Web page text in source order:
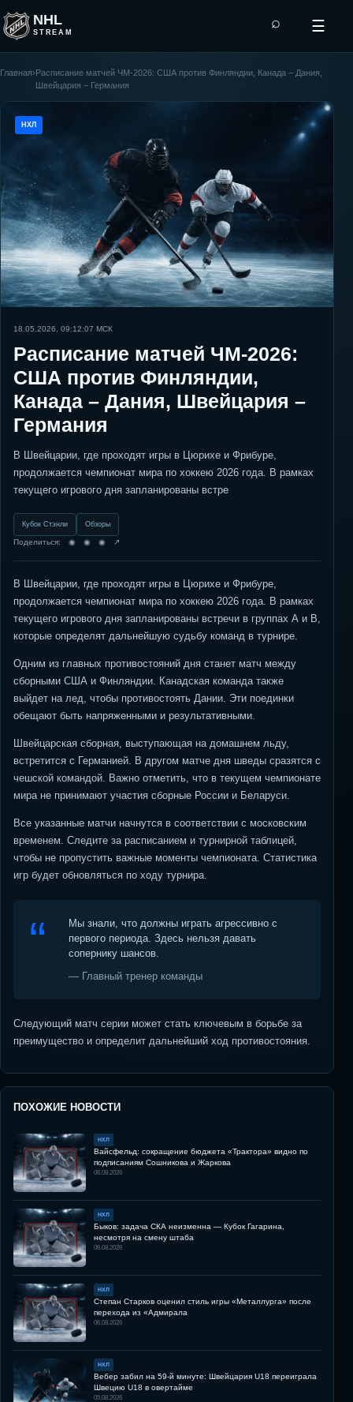
NHL
STREAM
⌕ ☰
Главная›Расписание матчей ЧМ-2026: США против Финляндии, Канада – Дания,
Швейцария – Германия
НХЛ
18.05.2026, 09:12:07 МСК
Расписание матчей ЧМ-2026:
США против Финляндии,
Канада – Дания, Швейцария –
Германия
В Швейцарии, где проходят игры в Цюрихе и Фрибуре,
продолжается чемпионат мира по хоккею 2026 года. В рамках
текущего игрового дня запланированы встре
Кубок Стэнли Обзоры
Поделиться: ◉ ◉ ◉ ↗
В Швейцарии, где проходят игры в Цюрихе и Фрибуре,
продолжается чемпионат мира по хоккею 2026 года. В рамках
текущего игрового дня запланированы встречи в группах А и В,
которые определят дальнейшую судьбу команд в турнире.
Одним из главных противостояний дня станет матч между
сборными США и Финляндии. Канадская команда также
выйдет на лед, чтобы противостоять Дании. Эти поединки
обещают быть напряженными и результативными.
Швейцарская сборная, выступающая на домашнем льду,
встретится с Германией. В другом матче дня шведы сразятся с
чешской командой. Важно отметить, что в текущем чемпионате
мира не принимают участия сборные России и Беларуси.
Все указанные матчи начнутся в соответствии с московским
временем. Следите за расписанием и турнирной таблицей,
чтобы не пропустить важные моменты чемпионата. Статистика
игр будет обновляться по ходу турнира.
Мы знали, что должны играть агрессивно с
первого периода. Здесь нельзя давать
сопернику шансов.
— Главный тренер команды
Следующий матч серии может стать ключевым в борьбе за
преимущество и определит дальнейший ход противостояния.
ПОХОЖИЕ НОВОСТИ
НХЛ
Вайсфельд: сокращение бюджета «Трактора» видно по
подписаниям Сошникова и Жаркова
06.08.2026
НХЛ
Быков: задача СКА неизменна — Кубок Гагарина,
несмотря на смену штаба
06.08.2026
НХЛ
Степан Старков оценил стиль игры «Металлурга» после
перехода из «Адмирала
06.08.2026
НХЛ
Вебер забил на 59-й минуте: Швейцария U18 переиграла
Швецию U18 в овертайме
05.08.2026